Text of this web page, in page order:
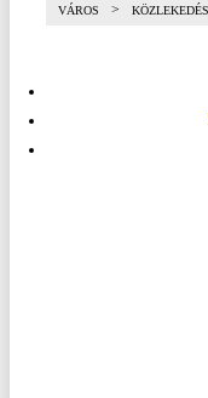
VÁROS > KÖZLEKEDÉS